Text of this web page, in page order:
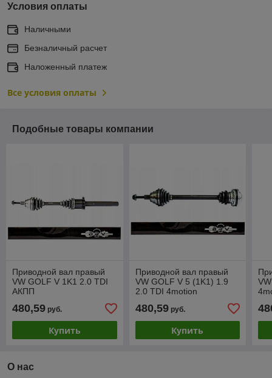
Условия оплаты
Наличными
Безналичный расчет
Наложенный платеж
Все условия оплаты
Подобные товары компании
Приводной вал правый
VW GOLF V 1K1 2.0 TDI
АКПП
480,59 руб.
Купить
Приводной вал правый
VW GOLF V 5 (1K1) 1.9
2.0 TDI 4motion
480,59руб.
Купить
О нас